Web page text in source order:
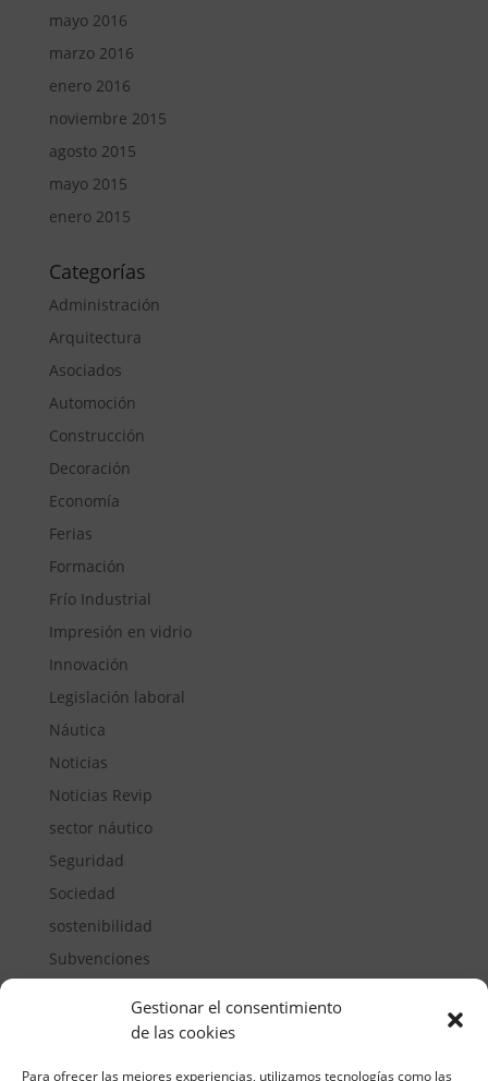
Gestionar el consentimiento
de las cookies
Para ofrecer las mejores experiencias, utilizamos tecnologías como las
mayo 2016
marzo 2016
enero 2016
noviembre 2015
agosto 2015
mayo 2015
enero 2015
Categorías
Administración
Arquitectura
Asociados
Automoción
Construcción
Decoración
Economía
Ferias
Formación
Frío Industrial
Impresión en vidrio
Innovación
Legislación laboral
Náutica
Noticias
Noticias Revip
sector náutico
Seguridad
Sociedad
sostenibilidad
Subvenciones